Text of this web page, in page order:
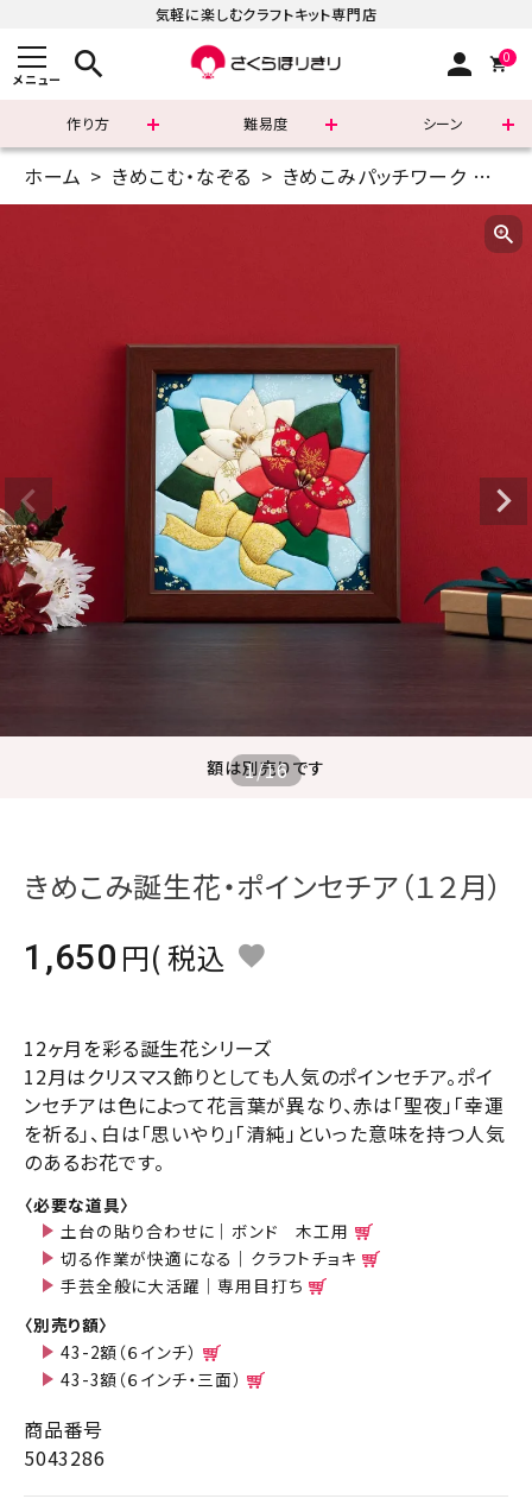
気軽に楽しむクラフトキット専門店
メニュー search person 0
作り方 難易度 シーン
まずはこちら
すべての商品
診断チャート
ジャンルで選ぶ
レビューを見る
ようこそ ゲスト 様
ホーム きめこむ・なぞる きめこみパッチワーク
額は別売りです
1/16
きめこみ誕生花・ポインセチア（１２月）
1,650
税込
12ヶ月を彩る誕生花シリーズ
12月はクリスマス飾りとしても人気のポインセチア。ポイ
ンセチアは色によって花言葉が異なり、赤は「聖夜」「幸運
を祈る」、白は「思いやり」「清純」といった意味を持つ人気
のあるお花です。
〈必要な道具〉
土台の貼り合わせに｜ボンド 木工用
切る作業が快適になる｜クラフトチョキ
手芸全般に大活躍｜専用目打ち
〈別売り額〉
43-2額（６インチ）
43-3額（６インチ・三面）
商品番号
5043286